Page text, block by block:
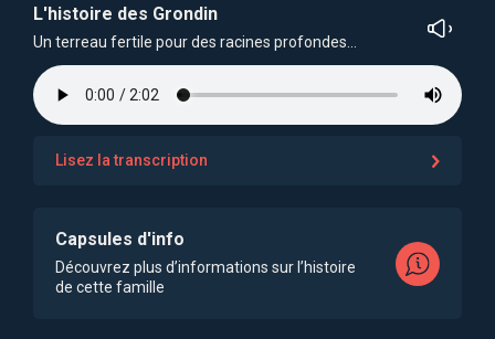
L'histoire des Grondin
Un terreau fertile pour des racines profondes…
Lisez la transcription
Capsules d'info
Découvrez plus d’informations sur l’histoire
de cette famille